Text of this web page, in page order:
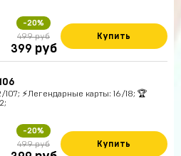
-20%
499 руб
399 руб
Купить
107; ⚡Легендарные карты: 16/18; 🏆
-20%
499 руб Купить